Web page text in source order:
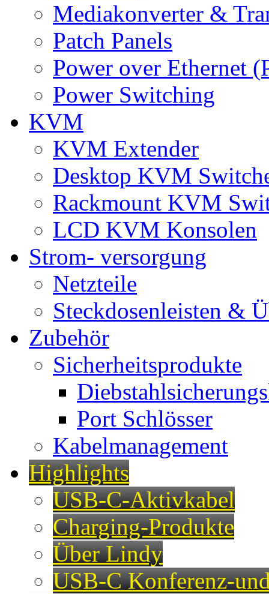
Mediakonverter &
Patch Panels
Power over Ethernet
Power Switching
KVM
KVM Extender
Desktop KVM
Rackmount KVM
LCD KVM Konsolen
Strom- versorgung
Netzteile
Steckdosenleisten &
Zubehör
Sicherheitsprodukte
Port Schlösser
Kabelmanagement
Highlights
USB-C-Aktivkabel
Charging-Produkte
Über Lindy
USB-C Konferenz-